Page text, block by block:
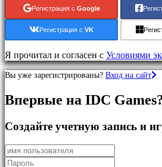
игры
Приключенческие
игры
ММО
RPG
игры
Спортивные
Шутеры
игры
Казуальные
игры
Инди
Регистрация с Google
Регистрация с VK
Я прочитал и согласен с Условиями
Вы уже зарегистрированы? Вход на сайт
Впервые на IDC
Создайте учетную запись и